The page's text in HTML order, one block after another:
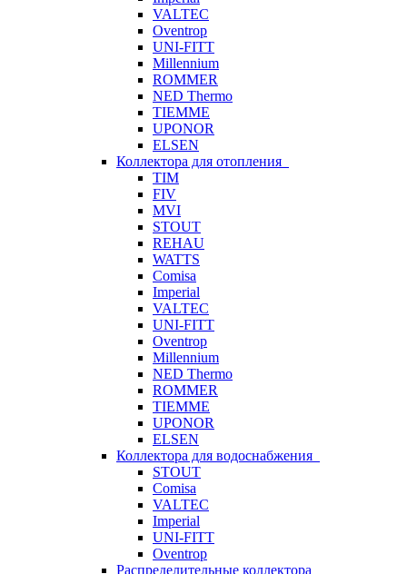
VALTEC
Oventrop
UNI-FITT
Millennium
ROMMER
NED Thermo
TIEMME
UPONOR
ELSEN
Коллектора для отопления
TIM
FIV
MVI
STOUT
REHAU
WATTS
Comisa
Imperial
VALTEC
UNI-FITT
Oventrop
Millennium
NED Thermo
ROMMER
TIEMME
UPONOR
ELSEN
Коллектора для водоснабжения
STOUT
Comisa
VALTEC
Imperial
UNI-FITT
Oventrop
Распределительные коллектора